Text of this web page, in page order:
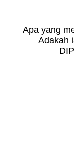
Apa yang
Adakah